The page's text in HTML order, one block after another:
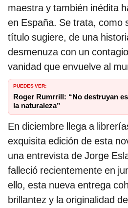
maestra y también inédita
en España. Se trata, como
título sugiere, de una
desmenuza con un
vanidad que envuelve al
PUEDES VER:
Roger Rumrrill: “No destruyan
la naturaleza”
En diciembre llega a
exquisita edición de esta
una entrevista de Jorge
falleció recientemente en
ello, esta nueva entrega
brillantez y la originalidad